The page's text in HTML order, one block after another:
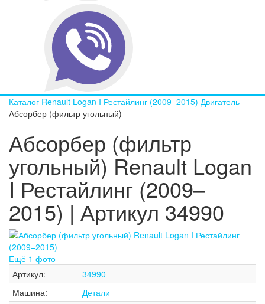
Каталог Renault Logan I Рестайлинг (2009–2015) Двигатель
Абсорбер (фильтр угольный)
Абсорбер (фильтр
угольный) Renault Logan
I Рестайлинг (2009–
2015) | Артикул 34990
Ещё 1 фото
Артикул:
34990
Машина:
Детали